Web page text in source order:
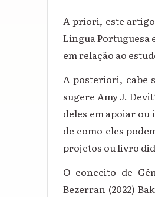
A priori, este
Língua Portuguesa
em relação ao
A posteriori, cabe
sugere Amy J.
deles em apoiar
de como eles
projetos ou livro
O conceito de
Bezerran (2022)